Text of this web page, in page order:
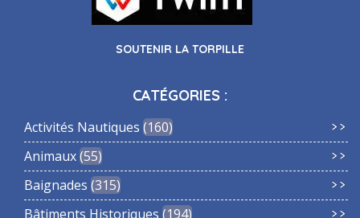
SOUTENIR LA TORPILLE
CATÉGORIES :
Activités Nautiques 160
Animaux 55
Baignades 315
Bâtiments Historiques 194